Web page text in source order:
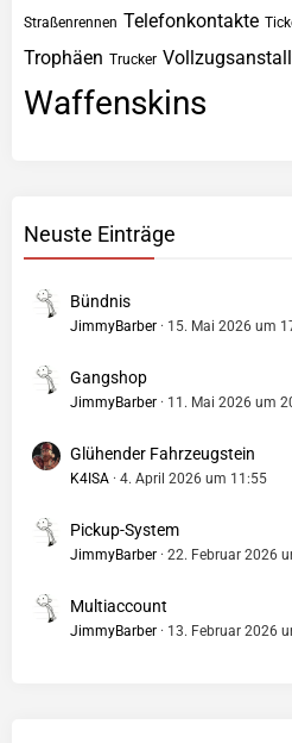
Straßenrennen Telefonkontakte
Trophäen Trucker
Waffenskins
Neuste Einträge
Bündnis
JimmyBarber 15. Mai 2026 um
Gangshop
JimmyBarber 11. Mai 2026 um
Glühender Fahrzeugstein
K4ISA 4. April 2026 um 11:55
Pickup-System
JimmyBarber 22. Februar 2026
Multiaccount
JimmyBarber 13. Februar 2026